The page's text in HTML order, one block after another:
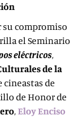
su compromiso
el Seminario
eléctricos,
de la
cineastas de
de Honor de
,Eloy Enciso